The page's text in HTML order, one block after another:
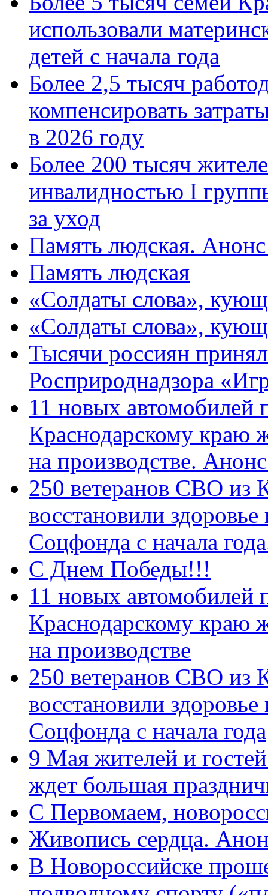
использовали
детей с начала года
Более 2,5 тысяч
компенсировать
в 2026 году
Более 200 тысяч
инвалидностью I
за уход
Память людская.
Память людская
«Солдаты слова»,
«Солдаты слова»,
Тысячи россиян
Росприроднадзора
11 новых автомобилей
Краснодарскому краю
на производстве.
250 ветеранов СВО из
восстановили
Соцфонда с начала
С Днем Победы!!!
11 новых автомобилей
Краснодарскому краю
на производстве
250 ветеранов СВО из
восстановили
Соцфонда с начала года
9 Мая жителей и
ждет большая
C Первомаем,
Живопись сердца.
В Новороссийске